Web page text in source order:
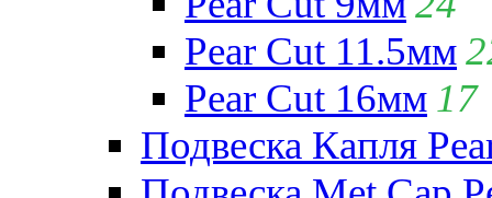
Pear Cut 11.5мм
Pear Cut 16мм 17
Подвеска Капля